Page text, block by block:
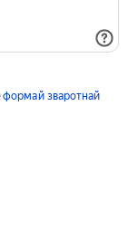
формай зваротнай